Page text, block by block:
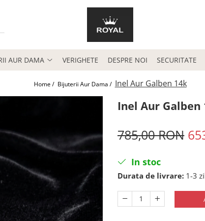
AUR DAMA VERIGHETE DESPRE NOI SECURITATE
Home / Bijuterii Aur Dama / Inel Aur Galben 14k
Inel Aur Galben
785,00 RON
In stoc
Durata de livrare: 1-3